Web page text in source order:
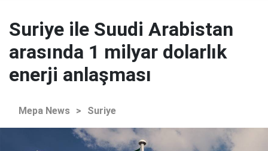
Suriye ile Suudi Arabistan
arasında 1 milyar dolarlık
enerji anlaşması
Mepa News > Suriye